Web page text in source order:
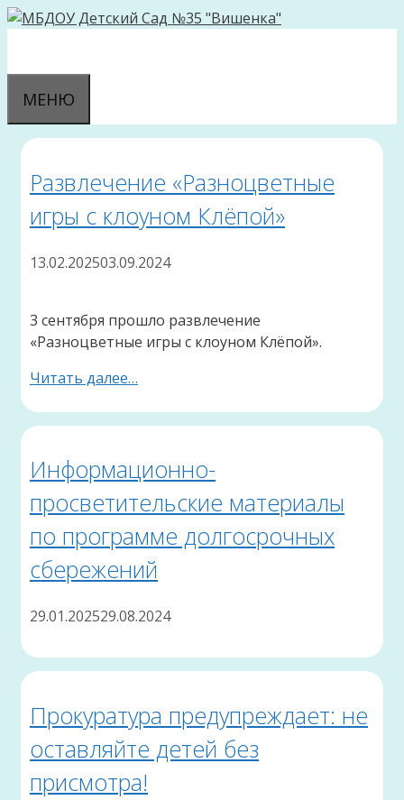
Перейти
МЕНЮ
Развлечение «Разноцветные
игры с клоуном Клёпой»
13.02.202503.09.2024
3 сентября прошло развлечение
«Разноцветные игры с клоуном Клёпой».
Читать далее…
Информационно-
просветительские материалы
по программе долгосрочных
сбережений
29.01.202529.08.2024
Прокуратура предупреждает: не
оставляйте детей без
присмотра!